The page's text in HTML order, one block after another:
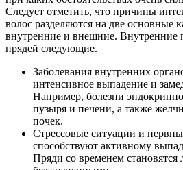
Следует отметить, что причины
волос разделяются на две основные
внутренние и внешние.
прядей следующие.
Заболевания внутренних
интенсивное выпадение и
Например, болезни
пузыря и печени, а также
почек.
Стрессовые ситуации и
способствуют активному
Пряди со временем